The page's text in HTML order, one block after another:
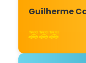
Guilherme
🚕🚕🚕